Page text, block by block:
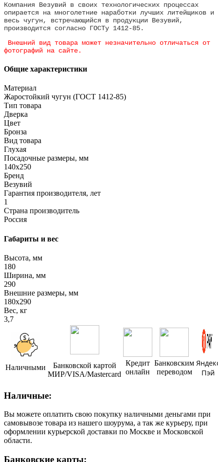
Компания Везувий в своих технологических процессах
опирается на многолетние наработки лучших литейщиков и
весь чугун, встречающийся в продукции Везувий,
производится согласно ГОСТу 1412-85.
Внешний вид товара может незначительно отличаться от
фотографий на сайте.
Общие характеристики
Материал
Жаростойкий чугун (ГОСТ 1412-85)
Тип товара
Дверка
Цвет
Бронза
Вид товара
Глухая
Посадочные размеры, мм
140x250
Бренд
Везувий
Гарантия производителя, лет
1
Страна производитель
Россия
Габариты и вес
Высота, мм
180
Ширина, мм
290
Внешние размеры, мм
180x290
Вес, кг
3,7
Наличными
Банковской картой
МИР/VISA/Mastercard
Кредит
онлайн
Банковским
переводом
Пэй
Наличные:
Вы можете оплатить свою покупку наличными деньгами при
самовывозе товара из нашего шоурума, а так же курьеру, при
оформлении курьерской доставки по Москве и Московской
области.
Банковские карты: